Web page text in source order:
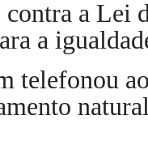
contra a Lei
a
telefonou